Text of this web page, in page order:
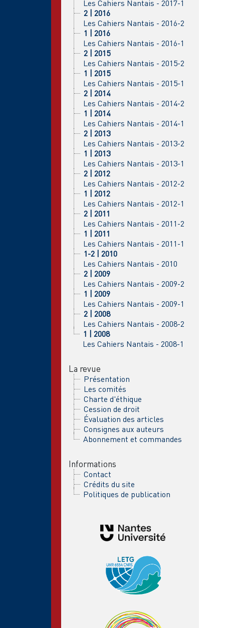
Les Cahiers Nantais - 2017-1
2 | 2016
Les Cahiers Nantais - 2016-2
1 | 2016
Les Cahiers Nantais - 2016-1
2 | 2015
Les Cahiers Nantais - 2015-2
1 | 2015
Les Cahiers Nantais - 2015-1
2 | 2014
Les Cahiers Nantais - 2014-2
1 | 2014
Les Cahiers Nantais - 2014-1
2 | 2013
Les Cahiers Nantais - 2013-2
1 | 2013
Les Cahiers Nantais - 2013-1
2 | 2012
Les Cahiers Nantais - 2012-2
1 | 2012
Les Cahiers Nantais - 2012-1
2 | 2011
Les Cahiers Nantais - 2011-2
1 | 2011
Les Cahiers Nantais - 2011-1
1-2 | 2010
Les Cahiers Nantais - 2010
2 | 2009
Les Cahiers Nantais - 2009-2
1 | 2009
Les Cahiers Nantais - 2009-1
2 | 2008
Les Cahiers Nantais - 2008-2
1 | 2008
Les Cahiers Nantais - 2008-1
La revue
Présentation
Les comités
Charte d'éthique
Cession de droit
Évaluation des articles
Consignes aux auteurs
Abonnement et commandes
Informations
Contact
Crédits du site
Politiques de publication